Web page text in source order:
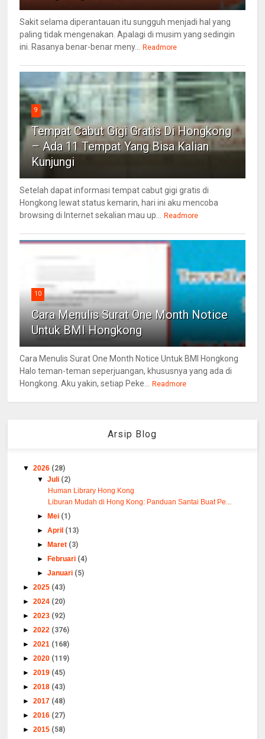
Sakit selama diperantauan itu sungguh menjadi hal yang
paling tidak mengenakan. Apalagi di musim yang sedingin
ini. Rasanya benar-benar meny... Readmore
9
Tempat Cabut Gigi Gratis Di Hongkong
– Ada 11 Tempat Yang Bisa Kalian
Kunjungi
Setelah dapat informasi tempat cabut gigi gratis di
Hongkong lewat status kemarin, hari ini aku mencoba
browsing di Internet sekalian mau up... Readmore
10
Cara Menulis Surat One Month Notice
Untuk BMI Hongkong
Cara Menulis Surat One Month Notice Untuk BMI Hongkong
Halo teman-teman seperjuangan, khususnya yang ada di
Hongkong. Aku yakin, setiap Peke... Readmore
Arsip Blog
▼2026 (28)
▼Juli (2)
Human Library Hong Kong
Liburan Mudah di Hong Kong: Panduan Santai Buat Pe...
►
Mei (1)
►April (13)
►
Maret (3)
►
Februari (4)
►Januari (5)
►2025 (43)
►2024 (20)
►2023 (92)
►2022 (376)
►2021 (168)
►2020 (119)
►2019 (45)
►2018 (43)
►2017 (48)
►2016 (27)
►2015 (58)